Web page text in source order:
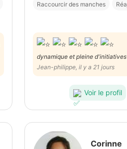
Raccourcir des manches
dynamique et pleine
chaleureusement
Jean-philippe, il y a 21 jours
Voir le profil
Corinne